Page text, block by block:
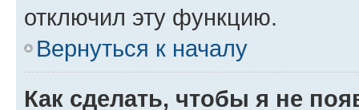
отключил эту функцию.
Вернуться к началу
Как сделать, чтобы я не